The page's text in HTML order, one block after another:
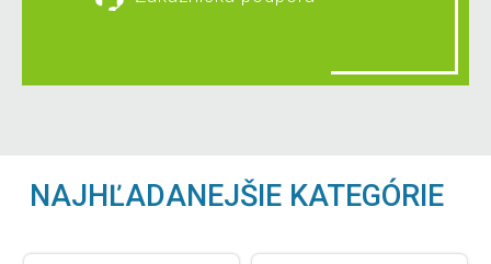
NAJHĽADANEJŠIE KATEGÓRIE